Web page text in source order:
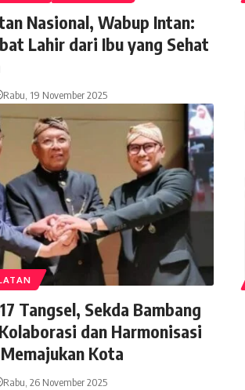
Nasional, Wabup Intan:
Lahir dari Ibu yang Sehat
Rabu, 19 November 2025
Tangsel, Sekda Bambang
dan Harmonisasi
Kota
Rabu, 26 November 2025